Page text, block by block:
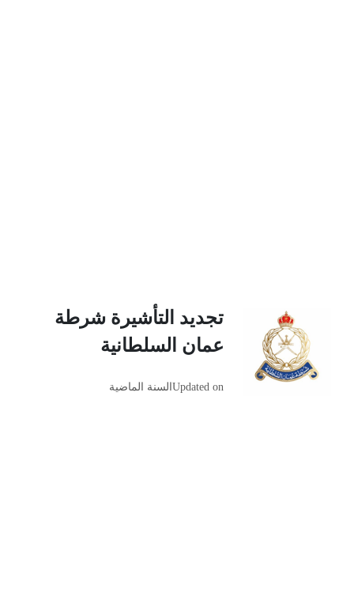
تجديد التأشيرة شرطة
عمان السلطانية
Updated on السنة الماضية